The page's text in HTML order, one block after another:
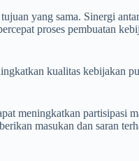
yang sama. Sinergi
proses pembuatan
kualitas kebijakan
meningkatkan partisipasi
masukan dan saran